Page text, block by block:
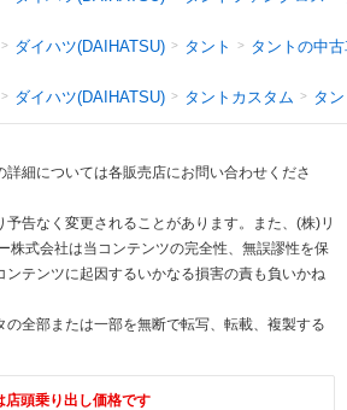
ダイハツ(DAIHATSU) タント タントの中
ダイハツ(DAIHATSU) タントカスタム タ
細については各販売店にお問い合わせくださ
告なく変更されることがあります。また、(株)リ
株式会社は当コンテンツの完全性、無誤謬性を保
ンテンツに起因するいかなる損害の責も負いかね
全部または一部を無断で転写、転載、複製する
店頭乗り出し価格です